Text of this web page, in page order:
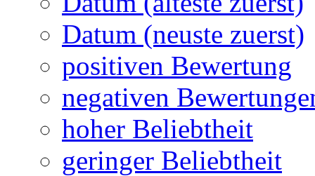
Datum (neuste zuerst)
positiven Bewertung
negativen
hoher Beliebtheit
geringer Beliebtheit